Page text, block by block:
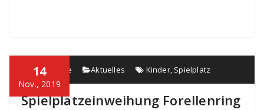
14
Nov., 2019
Horst Lichte Aktuelles Kinder, Spielplatz
Spielplatzeinweihung Forellenring